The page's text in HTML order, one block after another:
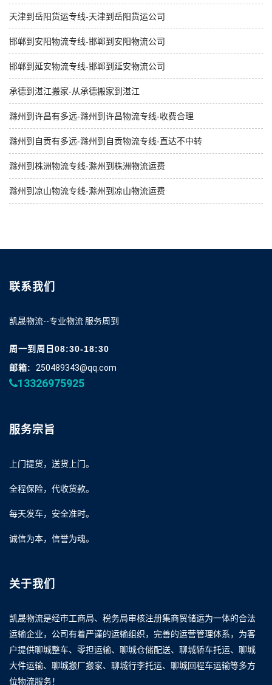
天津到岳阳货运专线-天津到岳阳货运公司
邯郸到安阳物流专线-邯郸到安阳物流公司
邯郸到延安物流专线-邯郸到延安物流公司
承德到湛江搬家-从承德搬家到湛江
滁州到许昌有多远-滁州到许昌物流专线-收费合理
滁州到自贡有多远-滁州到自贡物流专线-直达不中转
滁州到株洲物流专线-滁州到株洲物流运费
滁州到凉山物流专线-滁州到凉山物流运费
联系我们
凯晟物流--专业物流 服务周到
周一到周日08:30-18:30
邮箱:
250489343@qq.com
13326975925
服务宗旨
上门提货，送货上门。
全程保险，代收货款。
每天发车，安全准时。
诚信为本，信誉为魂。
关于我们
凯晟物流是经市工商局、税务局审核注册集商贸储运为一体的合法
运输企业，公司有着严谨的运输组织，完善的运营管理体系，为客
户提供聊城整车、零担运输、聊城仓储配送、聊城轿车托运、聊城
大件运输、聊城搬厂搬家、聊城行李托运、聊城回程车运输等多方
位物流服务！